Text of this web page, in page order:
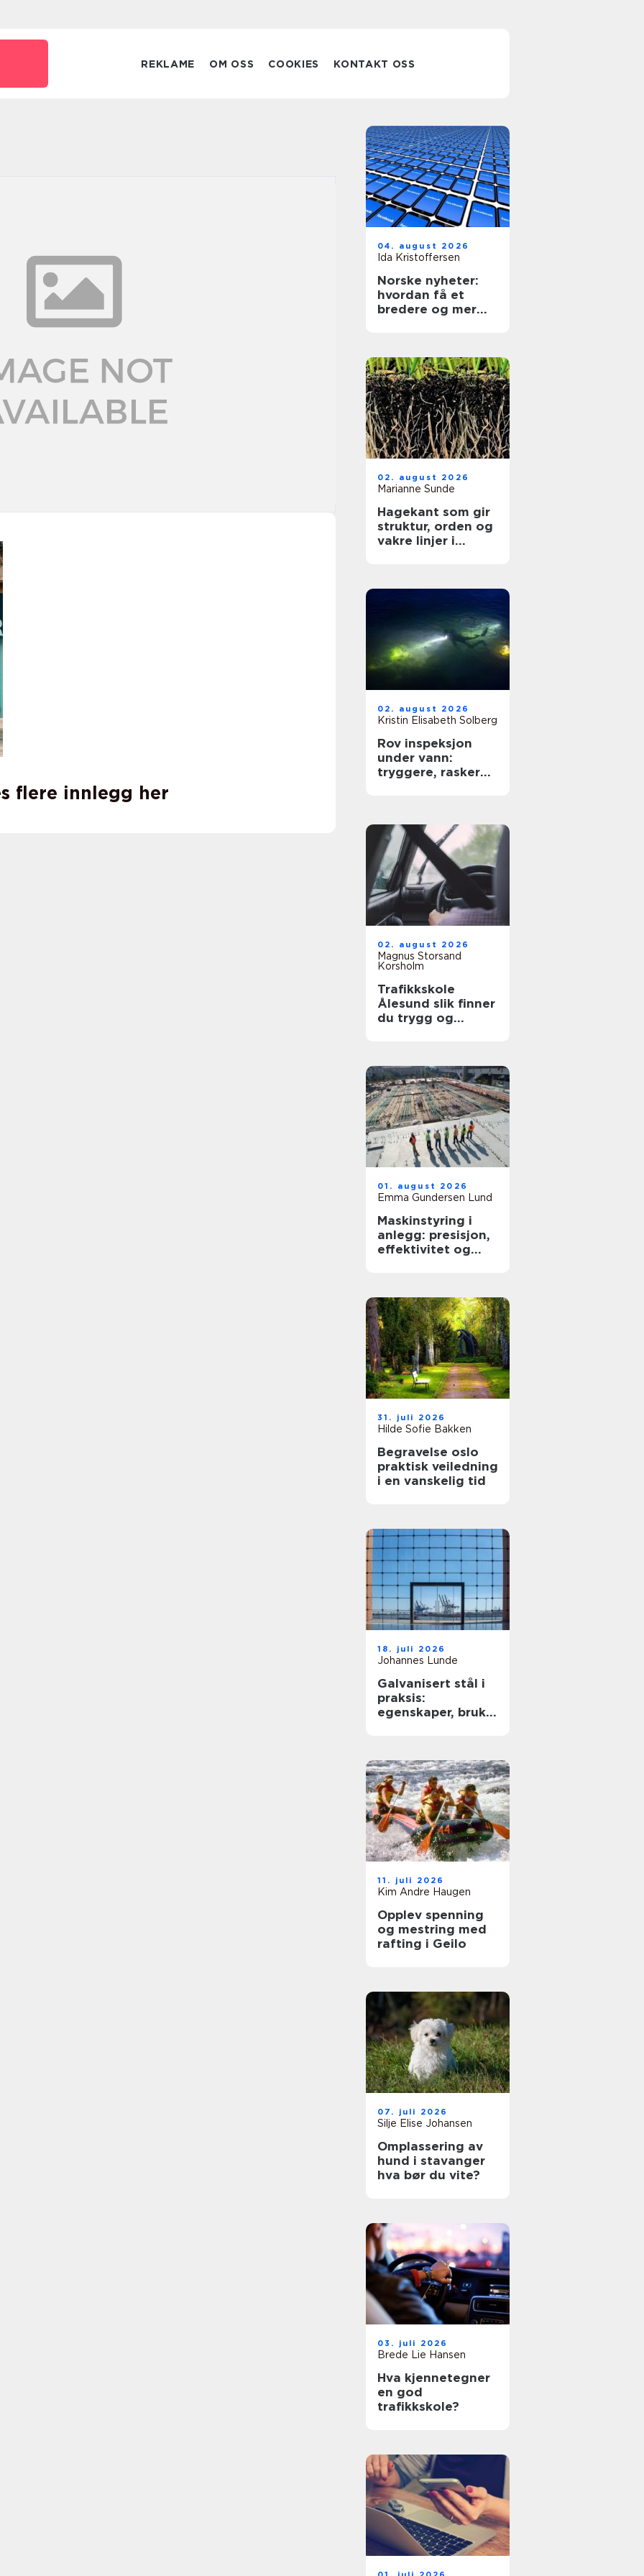
REKLAME OM OSS COOKIES KONTAKT OSS
flere innlegg her
04. august 2026
Ida Kristoffersen
Norske nyheter:
hvordan få et
bredere og mer
02. august 2026
Marianne Sunde
Hagekant som gir
struktur, orden og
vakre linjer i
02. august 2026
Kristin Elisabeth Solberg
Rov inspeksjon
under vann:
tryggere, raskere
02. august 2026
Magnus Storsand
Korsholm
Trafikkskole
Ålesund slik finner
du trygg og
01. august 2026
Emma Gundersen Lund
Maskinstyring i
anlegg: presisjon,
effektivitet og
31. juli 2026
Hilde Sofie Bakken
Begravelse oslo
praktisk veiledning
i en vanskelig tid
18. juli 2026
Johannes Lunde
Galvanisert stål i
praksis:
egenskaper, bruk
11. juli 2026
Kim Andre Haugen
Opplev spenning
og mestring med
rafting i Geilo
07. juli 2026
Silje Elise Johansen
Omplassering av
hund i stavanger
hva bør du vite?
03. juli 2026
Brede Lie Hansen
Hva kjennetegner
en god
trafikkskole?